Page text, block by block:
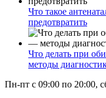
Что такое
предотвратить
Что делать при
методы
Пн-пт с 09:00 по 20:00,